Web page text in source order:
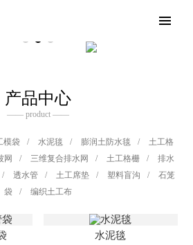
产品中心
—— product ——
模袋 / 水泥毯 / 膨润土防水毯 /
土工格
网 / 三维复合排水网 / 土工格栅 /
排水
/ 透水管 / 土工席垫 / 塑料盲沟 /
石笼
袋
/ 编织土工布
水泥毯